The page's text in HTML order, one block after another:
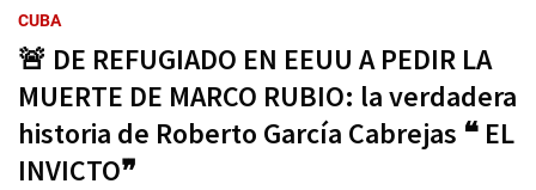
CUBA
🚨 DE REFUGIADO EN EEUU A PEDIR LA
MUERTE DE MARCO RUBIO: la verdadera
historia de Roberto García Cabrejas ❝ EL
INVICTO❞